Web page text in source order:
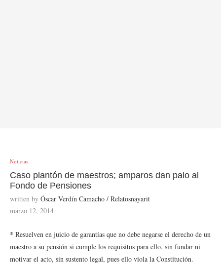
Noticias
Caso plantón de maestros; amparos dan palo al
Fondo de Pensiones
written by Óscar Verdín Camacho / Relatosnayarit
marzo 12, 2014
* Resuelven en juicio de garantías que no debe negarse el derecho de un
maestro a su pensión si cumple los requisitos para ello, sin fundar ni
motivar el acto, sin sustento legal, pues ello viola la Constitución.